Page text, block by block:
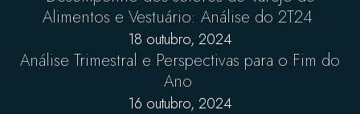
Alimentos e Vestuário: Análise do 2T24
18 outubro, 2024
Análise Trimestral e Perspectivas para o Fim do
Ano
16 outubro, 2024